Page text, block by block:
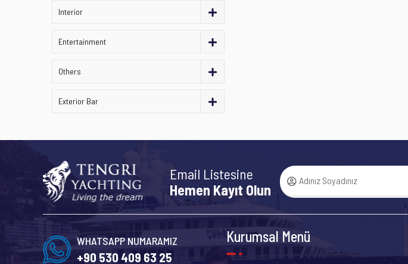
Interior
Entertainment
Others
Exterior Bar
Email Listesine
Hemen Kayıt Olun
WHATSAPP NUMARAMIZ
+90 530 409 63 25
Kurumsal Menü